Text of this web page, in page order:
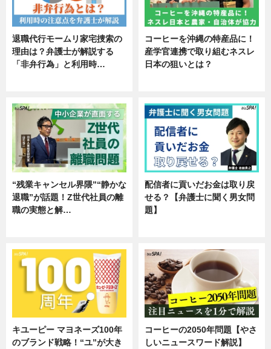
退職代行モームリ家宅捜索の
理由は？弁護士が解説する
「非弁行為」と利用時…
コーヒーを沖縄の特産品に！
産学官連携で取り組むネスレ
日本の狙いとは？
“残業キャンセル界隈”“静かな
退職”が話題！Z世代社員の離
職の実態と解…
配信者に貢いだお金は取り戻
せる？【弁護士に聞く男女問
題】
キユーピー マヨネーズ100年
のブランド戦略！“ユ”が大き
コーヒーの2050年問題【やさ
しいニュースワード解説】